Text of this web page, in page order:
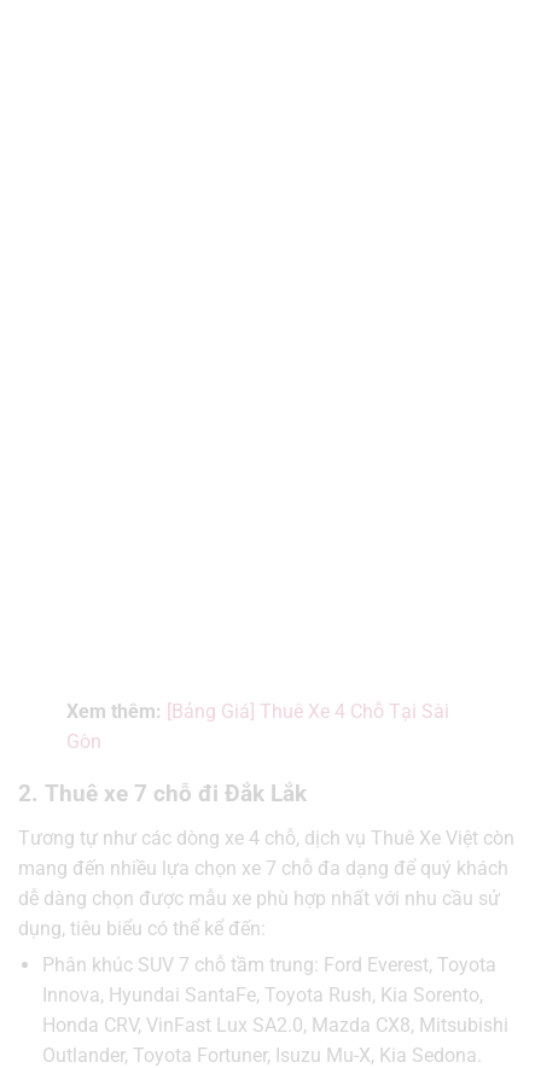
Xem thêm: [Bảng Giá] Thuê Xe 4 Chỗ Tại Sài
Gòn
2. Thuê xe 7 chỗ đi Đắk Lắk
Tương tự như các dòng xe 4 chỗ, dịch vụ Thuê Xe Việt còn
mang đến nhiều lựa chọn xe 7 chỗ đa dạng để quý khách
dễ dàng chọn được mẫu xe phù hợp nhất với nhu cầu sử
dụng, tiêu biểu có thể kể đến:
Phân khúc SUV 7 chỗ tầm trung: Ford Everest, Toyota
Innova, Hyundai SantaFe, Toyota Rush, Kia Sorento,
Honda CRV, VinFast Lux SA2.0, Mazda CX8, Mitsubishi
Outlander, Toyota Fortuner, Isuzu Mu-X, Kia Sedona.